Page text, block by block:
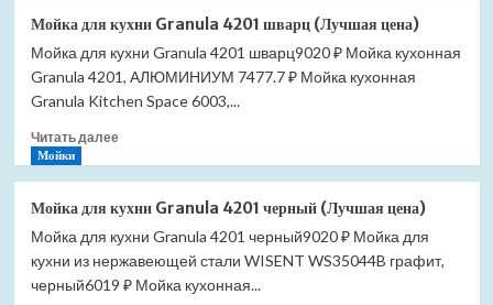
для
кухни
Granula
4451
(Лучшая
Мойка для кухни Granula 4201 шварц (Лучшая цена)
Мойка для кухни Granula 4201 шварц9020 ₽ Мойка кухонная
Granula 4201, АЛЮМИНИУМ 7477.7 ₽ Мойка кухонная
Granula Kitchen Space 6003,...
Читать далееПрочитать
для
кухни
Granula
4201
Мойки
Мойка для кухни Granula 4201 черный (Лучшая цена)
Мойка для кухни Granula 4201 черный9020 ₽ Мойка для
кухни из нержавеющей стали WISENT WS35044B графит,
черный6019 ₽ Мойка кухонная...